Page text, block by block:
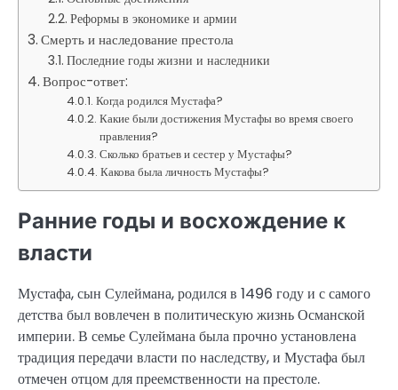
Реформы в экономике и армии
Смерть и наследование престола
Последние годы жизни и наследники
Вопрос-ответ:
Когда родился Мустафа?
Какие были достижения Мустафы во время своего
правления?
Сколько братьев и сестер у Мустафы?
Какова была личность Мустафы?
Ранние годы и восхождение к
власти
Мустафа, сын Сулеймана, родился в 1496 году и с самого
детства был вовлечен в политическую жизнь Османской
империи. В семье Сулеймана была прочно установлена
традиция передачи власти по наследству, и Мустафа был
отмечен отцом для преемственности на престоле.